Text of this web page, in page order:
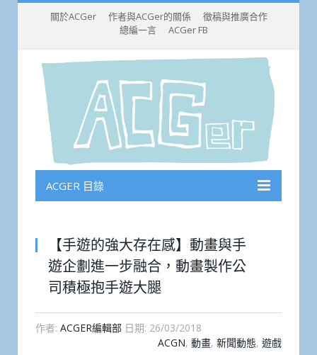
關於ACGer 作者與ACGer的關係
徵稿與推廣合作
總編一言
ACGer FB
ACGER 目錄
【手遊的強大存在感】動畫與手
遊企劃進一步融合，動畫製作公
司積極抱手遊大腿
作者: ACGER編輯部 日期: 26/03/2018
ACGN, 動畫, 新聞動態, 遊戲